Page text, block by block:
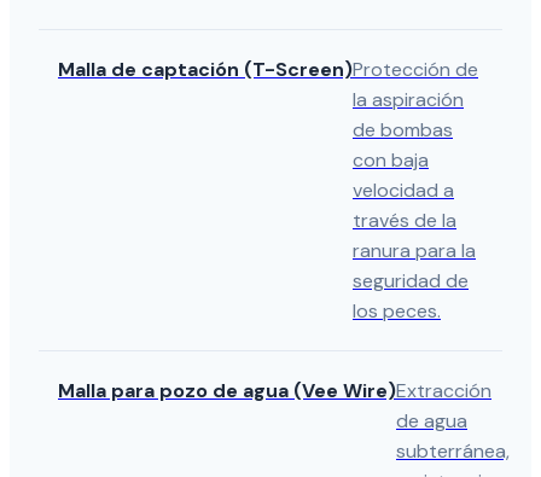
Malla de captación (T-Screen)Protección de
la aspiración
de bombas
con baja
velocidad a
través de la
ranura para la
seguridad de
los peces.
Malla para pozo de agua (Vee Wire)Extracción
de agua
subterránea,